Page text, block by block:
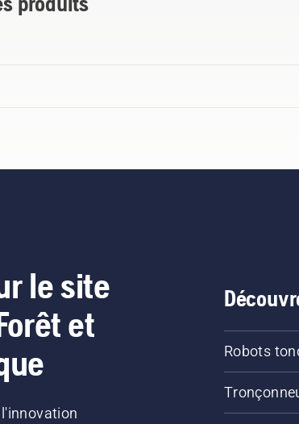
le site
et
Robots